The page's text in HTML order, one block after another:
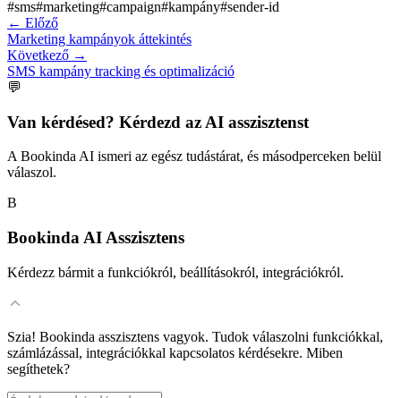
#sms#marketing#campaign#kampány#sender-id
← Előző
Marketing kampányok áttekintés
Következő →
SMS kampány tracking és optimalizáció
💬
Van kérdésed? Kérdezd az AI asszisztenst
A Bookinda AI ismeri az egész tudástárat, és másodperceken belül
válaszol.
B
Bookinda AI Asszisztens
Kérdezz bármit a funkciókról, beállításokról, integrációkról.
Szia! Bookinda asszisztens vagyok. Tudok válaszolni funkciókkal,
számlázással, integrációkkal kapcsolatos kérdésekre. Miben
segíthetek?